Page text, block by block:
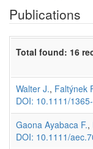
Publications
Total found: 16
Walter J., Faltýnek
DOI: 10.1111/
Gaona Ayabaca F.,
DOI: 10.1111/